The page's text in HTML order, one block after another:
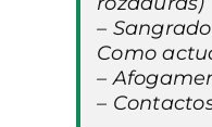
–
Como
–
–